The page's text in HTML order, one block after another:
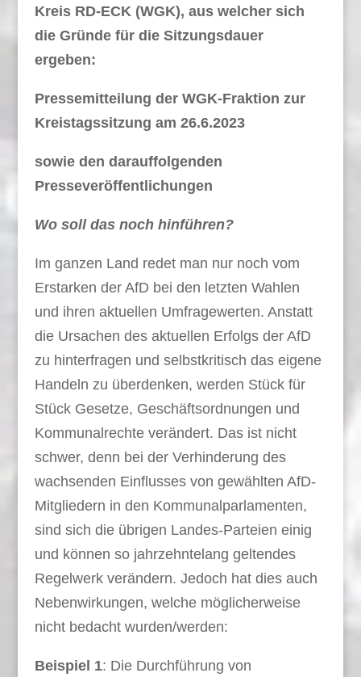
Kreis RD-ECK (WGK), aus welcher sich
die Gründe für die Sitzungsdauer
ergeben:
Pressemitteilung der WGK-Fraktion zur
Kreistagssitzung am 26.6.2023
sowie den darauffolgenden
Presseveröffentlichungen
Wo soll das noch hinführen?
Im ganzen Land redet man nur noch vom
Erstarken der AfD bei den letzten Wahlen
und ihren aktuellen Umfragewerten. Anstatt
die Ursachen des aktuellen Erfolgs der AfD
zu hinterfragen und selbstkritisch das eigene
Handeln zu überdenken, werden Stück für
Stück Gesetze, Geschäftsordnungen und
Kommunalrechte verändert. Das ist nicht
schwer, denn bei der Verhinderung des
wachsenden Einflusses von gewählten AfD-
Mitgliedern in den Kommunalparlamenten,
sind sich die übrigen Landes-Parteien einig
und können so jahrzehntelang geltendes
Regelwerk verändern. Jedoch hat dies auch
Nebenwirkungen, welche möglicherweise
nicht bedacht wurden/werden:
Beispiel 1: Die Durchführung von